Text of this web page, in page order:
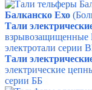
Балканско Ехо
Тали
взрывозащищенные
электротали серии
Тали
электрические
серии ББ